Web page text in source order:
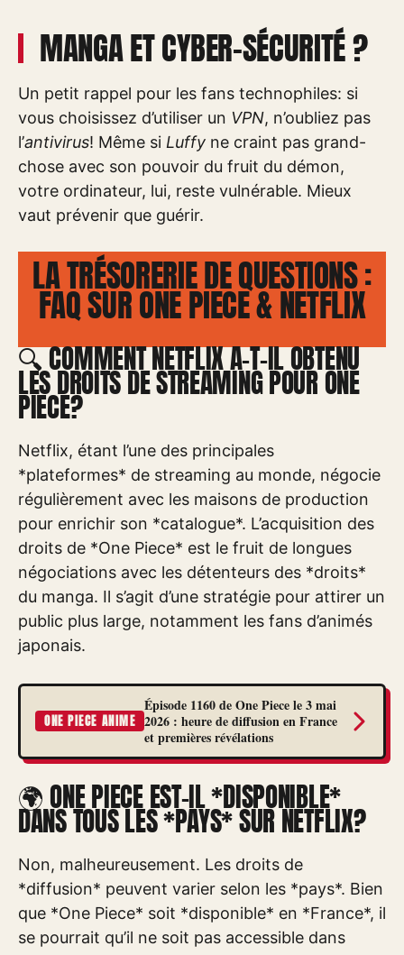
MANGA ET CYBER-SÉCURITÉ ?
Un petit rappel pour les fans technophiles: si
vous choisissez d’utiliser un VPN, n’oubliez pas
l’antivirus! Même si Luffy ne craint pas grand-
chose avec son pouvoir du fruit du démon,
votre ordinateur, lui, reste vulnérable. Mieux
vaut prévenir que guérir.
LA TRÉSORERIE DE QUESTIONS :
FAQ SUR ONE PIECE & NETFLIX
🔍 COMMENT NETFLIX A-T-IL OBTENU
LES DROITS DE STREAMING POUR ONE
PIECE?
Netflix, étant l’une des principales
*plateformes* de streaming au monde, négocie
régulièrement avec les maisons de production
pour enrichir son *catalogue*. L’acquisition des
droits de *One Piece* est le fruit de longues
négociations avec les détenteurs des *droits*
du manga. Il s’agit d’une stratégie pour attirer un
public plus large, notamment les fans d’animés
japonais.
ONE PIECE ANIME
Épisode 1160 de One Piece le 3 mai
2026 : heure de diffusion en France
et premières révélations
🌍 ONE PIECE EST-IL *DISPONIBLE*
DANS TOUS LES *PAYS* SUR NETFLIX?
Non, malheureusement. Les droits de
*diffusion* peuvent varier selon les *pays*. Bien
que *One Piece* soit *disponible* en *France*, il
se pourrait qu’il ne soit pas accessible dans